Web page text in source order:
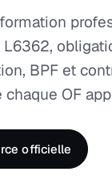
BPF et
chaque OF
officielle